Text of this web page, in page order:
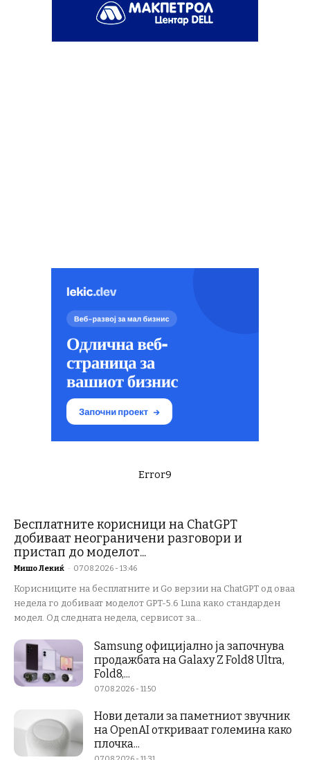
Error9
Бесплатните корисници на ChatGPT
добиваат неограничени разговори и
пристап до моделот...
Мишо Лекиќ - 07.08.2026 - 13:46
Корисниците на бесплатните и Go верзии на ChatGPT од оваа
недела го добиваат моделот GPT-5.6 Luna како стандарден
модел. Од следната недела, сервисот за...
Samsung официјално ја започнува
продажбата на Galaxy Z Fold8 Ultra,
Fold8,...
07.08.2026 - 11:50
Нови детали за паметниот звучник
на OpenAI откриваат големина како
плочка...